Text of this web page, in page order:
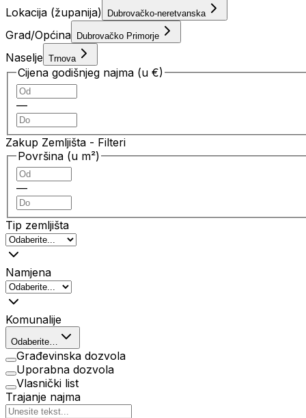
Lokacija (županija) Dubrovačko-neretvanska
Grad/Općina Dubrovačko Primorje
Naselje Trnova
Cijena godišnjeg najma (u €)
—
Zakup Zemljišta - Filteri
Površina (u m²)
—
Tip zemljišta
Namjena
Komunalije
Odaberite…
Građevinska dozvola
Uporabna dozvola
Vlasnički list
Trajanje najma